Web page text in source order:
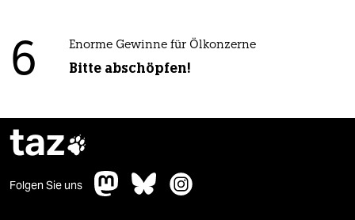
6 Enorme Gewinne für Ölkonzerne
Bitte abschöpfen!
taz
Folgen Sie uns